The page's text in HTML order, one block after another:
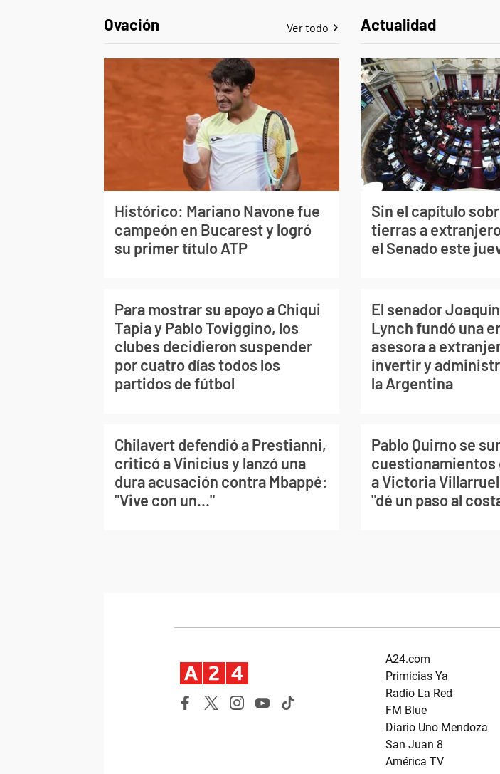
Ovación Ver todo
Histórico: Mariano Navone fue
campeón en Bucarest y logró
su primer título ATP
Para mostrar su apoyo a Chiqui
Tapia y Pablo Toviggino, los
clubes decidieron suspender
por cuatro días todos los
partidos de fútbol
Chilavert defendió a Prestianni,
criticó a Vinicius y lanzó una
dura acusación contra Mbappé:
"Vive con un..."
Actualidad
Sin el capítulo
tierras a
el Senado este
El senador
Lynch fundó una
asesora a
invertir y
la Argentina
Pablo Quirno se
cuestionamientos
a Victoria
"dé un paso al
A24.com
Primicias Ya
Radio La Red
FM Blue
Diario Uno Mendoza
San Juan 8
América TV